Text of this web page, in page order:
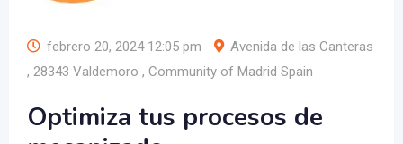
febrero 20, 2024 12:05 pm
Avenida de las Canteras
, 28343 Valdemoro , Community of Madrid Spain
Optimiza tus procesos de